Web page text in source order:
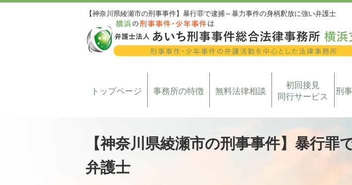
【神奈川県綾瀬市の刑事事件】暴行罪で逮捕～暴力事件の身柄釈放に強い弁護士
トップページ 事務所の特徴 無料法律相談
初回接見
同行サービス
刑
【神奈川県綾瀬市の刑事事件】暴行
弁護士